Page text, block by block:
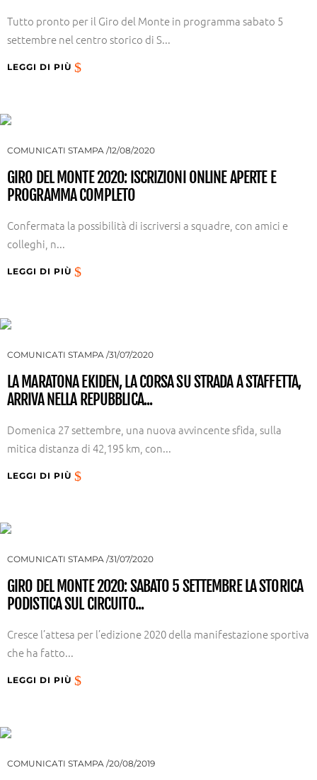
Tutto pronto per il Giro del Monte in programma sabato 5
settembre nel centro storico di S...
LEGGI DI PIÙ
COMUNICATI STAMPA 12/08/2020
GIRO DEL MONTE 2020: ISCRIZIONI ONLINE APERTE E
PROGRAMMA COMPLETO
Confermata la possibilità di iscriversi a squadre, con amici e
colleghi, n...
LEGGI DI PIÙ
COMUNICATI STAMPA 31/07/2020
LA MARATONA EKIDEN, LA CORSA SU STRADA A STAFFETTA,
ARRIVA NELLA REPUBBLICA...
Domenica 27 settembre, una nuova avvincente sfida, sulla
mitica distanza di 42,195 km, con...
LEGGI DI PIÙ
COMUNICATI STAMPA 31/07/2020
GIRO DEL MONTE 2020: SABATO 5 SETTEMBRE LA STORICA
PODISTICA SUL CIRCUITO...
Cresce l’attesa per l’edizione 2020 della manifestazione sportiva
che ha fatto...
LEGGI DI PIÙ
COMUNICATI STAMPA 20/08/2019